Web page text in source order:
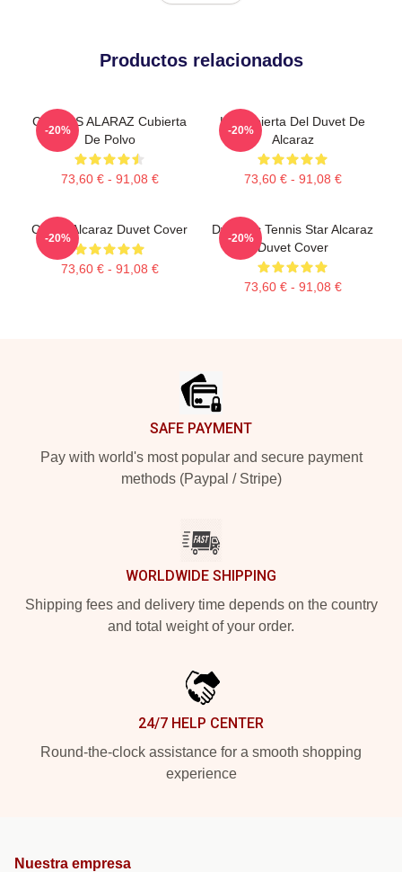
Productos relacionados
CARLOS ALARAZ Cubierta
De Polvo
73,60 € - 91,08 €
-20%
La Cubierta Del Duvet De
Alcaraz
73,60 € - 91,08 €
-20%
Carlos Alcaraz Duvet Cover
73,60 € - 91,08 €
-20%
Dynamic Tennis Star Alcaraz
Duvet Cover
73,60 € - 91,08 €
-20%
SAFE PAYMENT
Pay with world's most popular and secure payment
methods (Paypal / Stripe)
WORLDWIDE SHIPPING
Shipping fees and delivery time depends on the country
and total weight of your order.
24/7 HELP CENTER
Round-the-clock assistance for a smooth shopping
experience
Nuestra empresa